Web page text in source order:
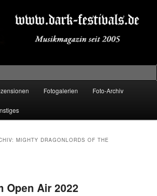
Fotogalerien Foto-Archiv
MIGHTY DRAGONLORDS OF THE
Open Air 2022